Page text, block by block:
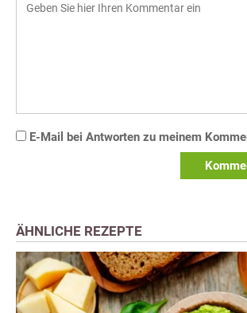
E-Mail bei Antworten zu meinem
ÄHNLICHE REZEPTE